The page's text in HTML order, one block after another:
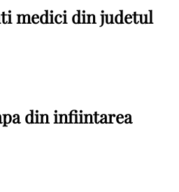
medici din judetul
din infiintarea